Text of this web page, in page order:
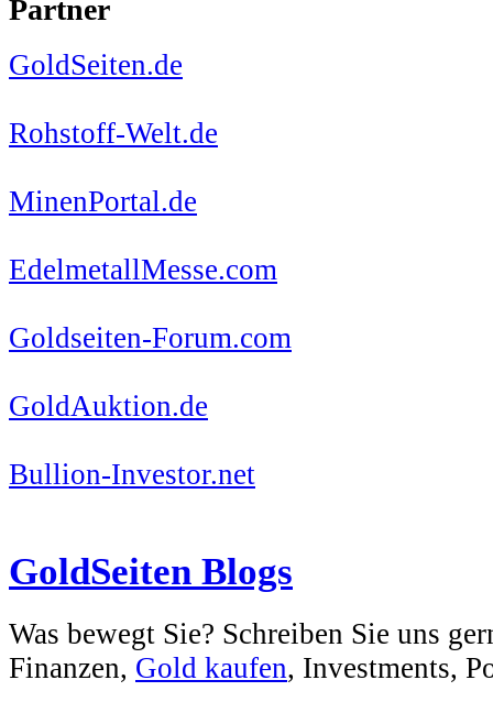
Partner
GoldSeiten.de
Rohstoff-Welt.de
MinenPortal.de
EdelmetallMesse.com
Goldseiten-Forum.com
GoldAuktion.de
Bullion-Investor.net
GoldSeiten Blogs
Was bewegt Sie? Schreiben Sie uns
Finanzen, Gold kaufen, Investments,